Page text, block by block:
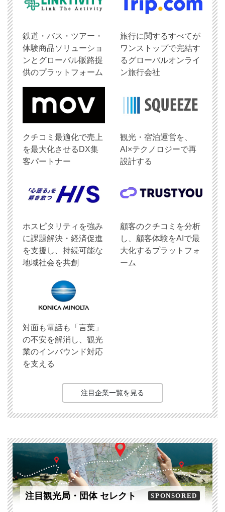
鉄道・バス・ツアー・
体験商品ソリューショ
ンとグローバル販路提
供のプラットフォーム
旅行に関するすべてが
ワンストップで完結す
るグローバルオンライ
ン旅行会社
クチコミ最適化で売上
を最大化させるDX集
客パートナー
観光・宿泊運営を、
AI×テクノロジーで再
設計する
ホスピタリティを強み
に課題解決・経済促進
を支援し、持続可能な
地域社会を共創
顧客のクチコミを分析
し、顧客体験をAIで最
大化するプラットフォ
ーム
対面も電話も「言葉」
の不安を解消し、観光
業のインバウンド対応
を支える
注目企業一覧を見る
注目観光局・団体 セレクト SPONSORED